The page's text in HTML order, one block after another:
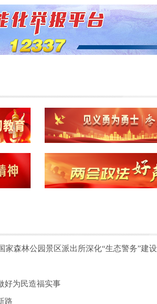
家森林公园景区派出所深化“生态警务”建设
好为民造福实事
路